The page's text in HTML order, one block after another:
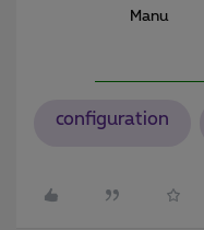
Manu
configuration